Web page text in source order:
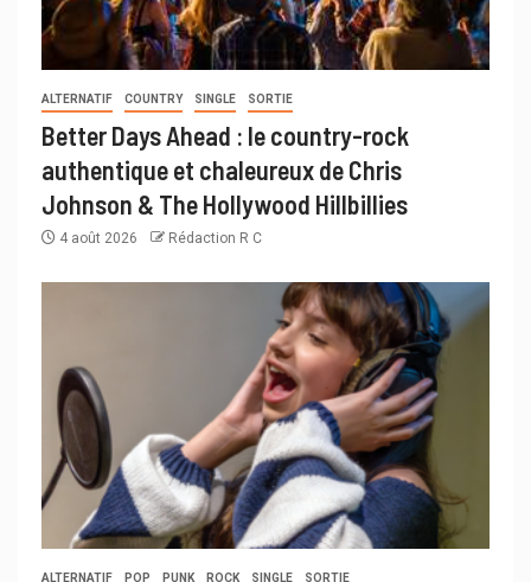
ALTERNATIF COUNTRY SINGLE SORTIE
Better Days Ahead : le country-rock
authentique et chaleureux de Chris
Johnson & The Hollywood Hillbillies
4 août 2026 Rédaction R C
ALTERNATIF POP PUNK ROCK SINGLE SORTIE